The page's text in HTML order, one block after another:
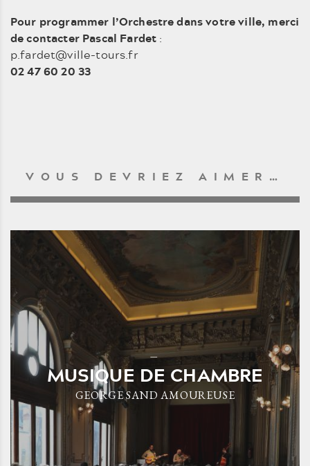
Pour programmer l’Orchestre dans votre ville, merci
de contacter Pascal Fardet :
p.fardet@ville-tours.fr
02 47 60 20 33
VOUS DEVRIEZ AIMER…
MUSIQUE DE CHAMBRE
GEORGE SAND AMOUREUSE